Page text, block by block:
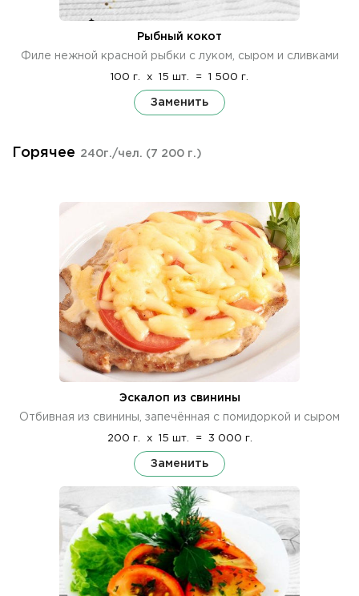
Рыбный кокот
Филе нежной красной рыбки с луком, сыром и сливками
100 г. x 15 шт. = 1 500 г.
Заменить
Горячее 240г./чел. (7 200 г.)
Эскалоп из свинины
Отбивная из свинины, запечённая с помидоркой и сыром
200 г. x 15 шт. = 3 000 г.
Заменить